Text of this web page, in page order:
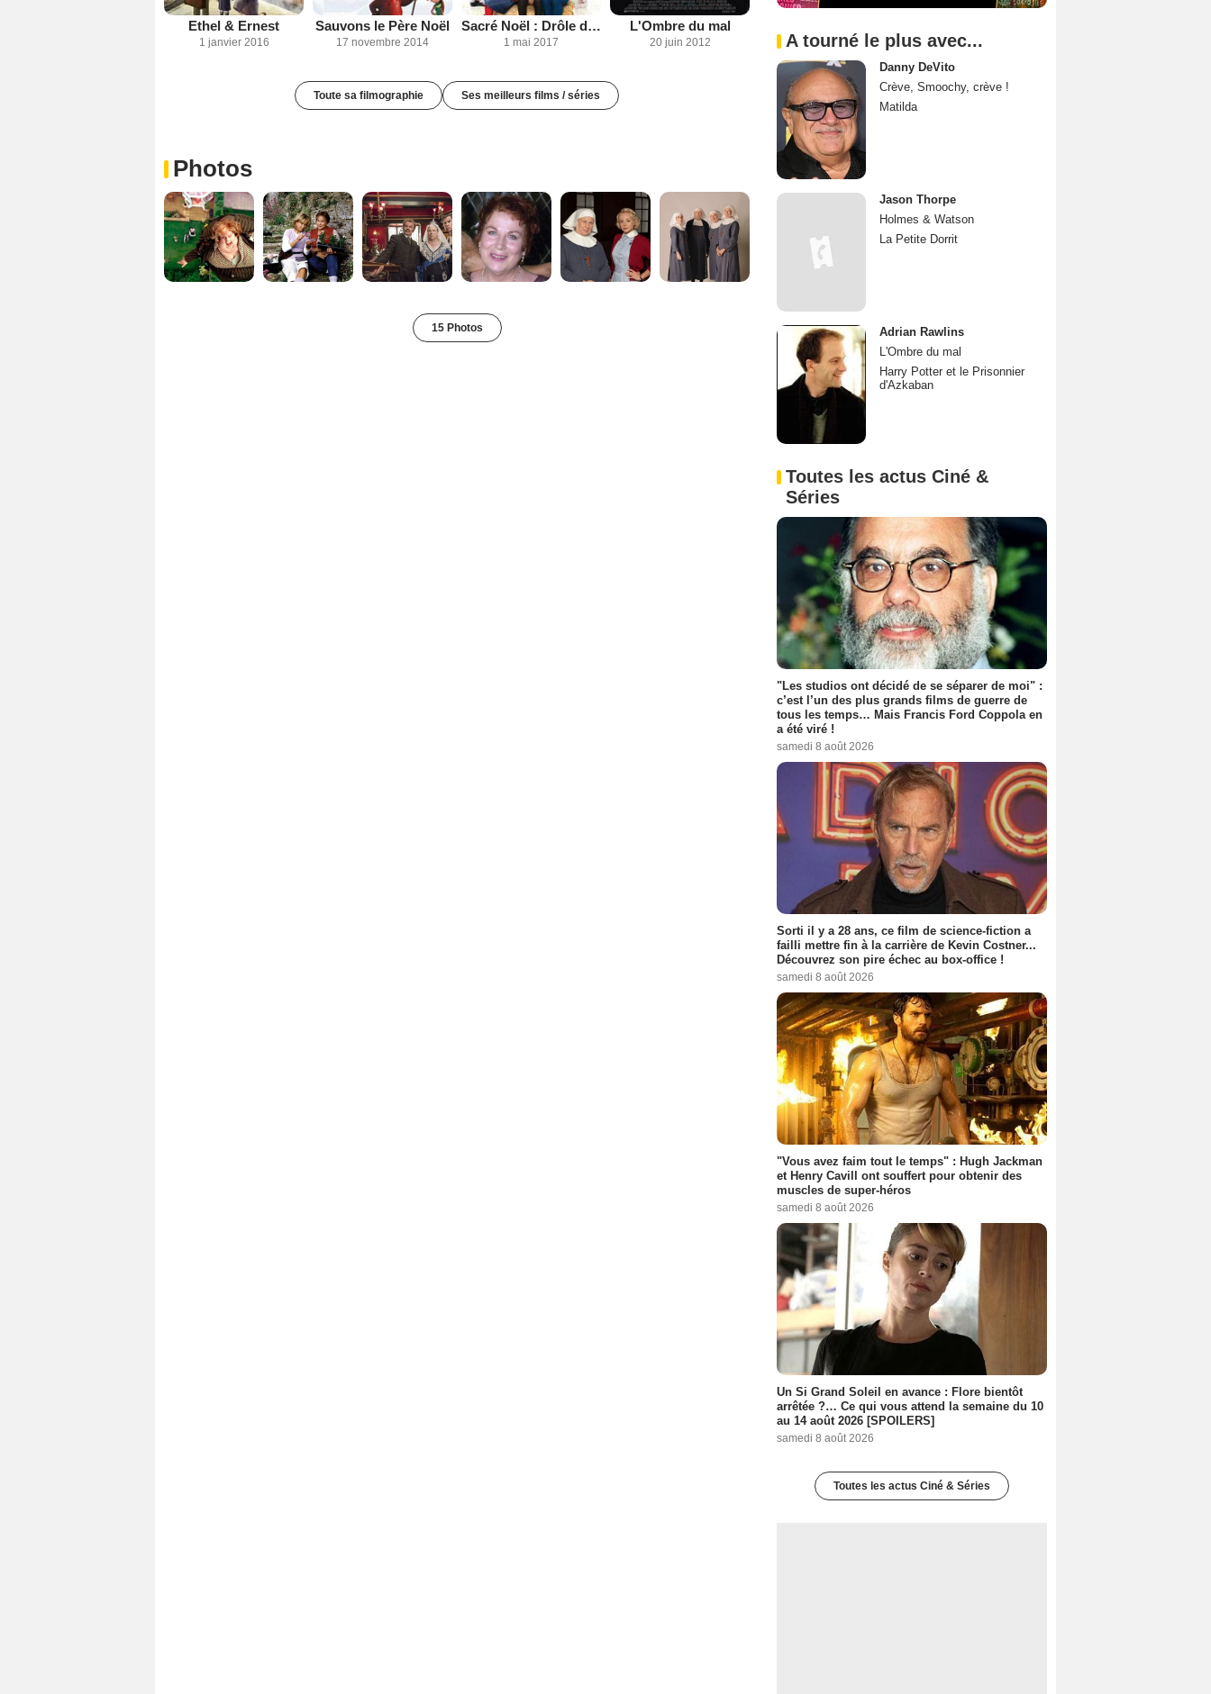
Ethel & Ernest
1 janvier 2016
Sauvons le Père Noël
17 novembre 2014
Sacré Noël : Drôle de chorale
1 mai 2017
L'Ombre du mal
20 juin 2012
Toute sa filmographie Ses meilleurs films / séries
Photos
15 Photos
A tourné le plus avec...
Danny DeVito
Crève, Smoochy, crève !
Matilda
Jason Thorpe
Holmes & Watson
La Petite Dorrit
Adrian Rawlins
L'Ombre du mal
Harry Potter et le Prisonnier
d'Azkaban
Toutes les actus Ciné &
Séries
"Les studios ont décidé de se séparer de moi" :
c’est l’un des plus grands films de guerre de
tous les temps… Mais Francis Ford Coppola en
a été viré !
samedi 8 août 2026
Sorti il y a 28 ans, ce film de science-fiction a
failli mettre fin à la carrière de Kevin Costner...
Découvrez son pire échec au box-office !
samedi 8 août 2026
"Vous avez faim tout le temps" : Hugh Jackman
et Henry Cavill ont souffert pour obtenir des
muscles de super-héros
samedi 8 août 2026
Un Si Grand Soleil en avance : Flore bientôt
arrêtée ?… Ce qui vous attend la semaine du 10
au 14 août 2026 [SPOILERS]
samedi 8 août 2026
Toutes les actus Ciné & Séries